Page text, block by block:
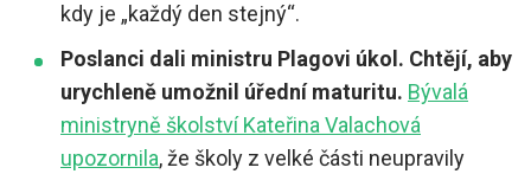
kdy je „každý den stejný“.
Poslanci dali ministru Plagovi úkol. Chtějí, aby
urychleně umožnil úřední maturitu. Bývalá
ministryně školství Kateřina Valachová
upozornila, že školy z velké části neupravily